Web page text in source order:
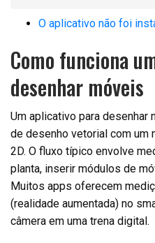
O aplicativo não foi
Como funciona
desenhar móveis
Um aplicativo para desenhar
de desenho vetorial com um
2D. O fluxo típico envolve
planta, inserir módulos de
Muitos apps oferecem
(realidade aumentada) no
câmera em uma trena digital.